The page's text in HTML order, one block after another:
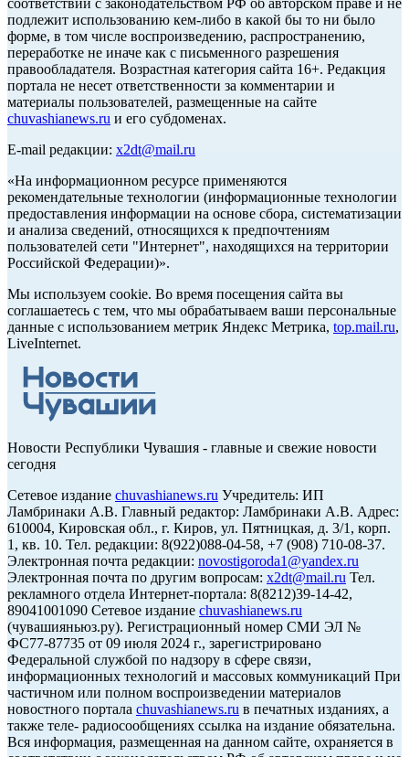
подлежит использованию кем-либо в какой бы то ни было
форме, в том числе воспроизведению, распространению,
переработке не иначе как с письменного разрешения
правообладателя. Возрастная категория сайта 16+. Редакция
портала не несет ответственности за комментарии и
материалы пользователей, размещенные на сайте
chuvashianews.ru и его субдоменах.
E-mail редакции: x2dt@mail.ru
«На информационном ресурсе применяются
рекомендательные технологии (информационные технологии
предоставления информации на основе сбора, систематизации
и анализа сведений, относящихся к предпочтениям
пользователей сети "Интернет", находящихся на территории
Российской Федерации)».
Мы используем cookie. Во время посещения сайта вы
соглашаетесь с тем, что мы обрабатываем ваши персональные
данные с использованием метрик Яндекс Метрика, top.mail.ru,
LiveInternet.
Новости Республики Чувашия - главные и свежие новости
сегодня
Сетевое издание chuvashianews.ru Учредитель: ИП
Ламбринаки А.В. Главный редактор: Ламбринаки А.В. Адрес:
610004, Кировская обл., г. Киров, ул. Пятницкая, д. 3/1, корп.
1, кв. 10. Тел. редакции: 8(922)088-04-58, +7 (908) 710-08-37.
Электронная почта редакции: novostigoroda1@yandex.ru
Электронная почта по другим вопросам: x2dt@mail.ru Тел.
рекламного отдела Интернет-портала: 8(8212)39-14-42,
89041001090 Сетевое издание chuvashianews.ru
(чувашияньюз.ру). Регистрационный номер СМИ ЭЛ №
ФС77-87735 от 09 июля 2024 г., зарегистрировано
Федеральной службой по надзору в сфере связи,
информационных технологий и массовых коммуникаций При
частичном или полном воспроизведении материалов
новостного портала chuvashianews.ru в печатных изданиях, а
также теле- радиосообщениях ссылка на издание обязательна.
Вся информация, размещенная на данном сайте, охраняется в